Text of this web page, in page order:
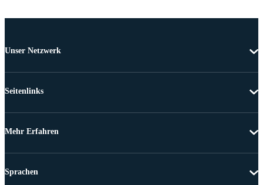
Unser Netzwerk
Seitenlinks
Mehr Erfahren
Sprachen